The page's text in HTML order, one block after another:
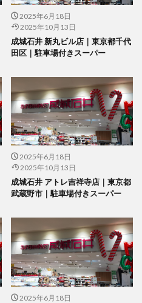
2025年6月18日
2025年10月13日
成城石井 新丸ビル店｜東京都千代
田区｜駐車場付きスーパー
2025年6月18日
2025年10月13日
成城石井 アトレ吉祥寺店｜東京都
武蔵野市｜駐車場付きスーパー
2025年6月18日